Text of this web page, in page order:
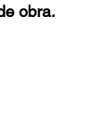
obra.